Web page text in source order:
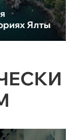
Ялты